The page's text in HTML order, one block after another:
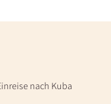
nach Kuba